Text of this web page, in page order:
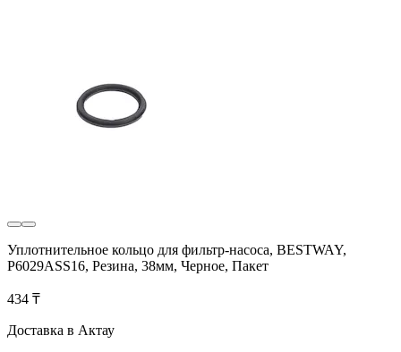
Уплотнительное кольцо для фильтр-насоса, BESTWAY,
P6029ASS16, Резина, 38мм, Черное, Пакет
434 ₸
Доставка в Актау